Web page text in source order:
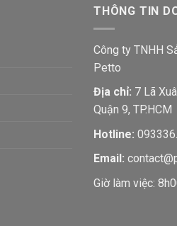
THÔNG TIN
Công ty TNHH
Petto
Địa chỉ: 7 Lã
Quận 9, TP.HCM
Hotline:
Email:
Giờ làm việc: